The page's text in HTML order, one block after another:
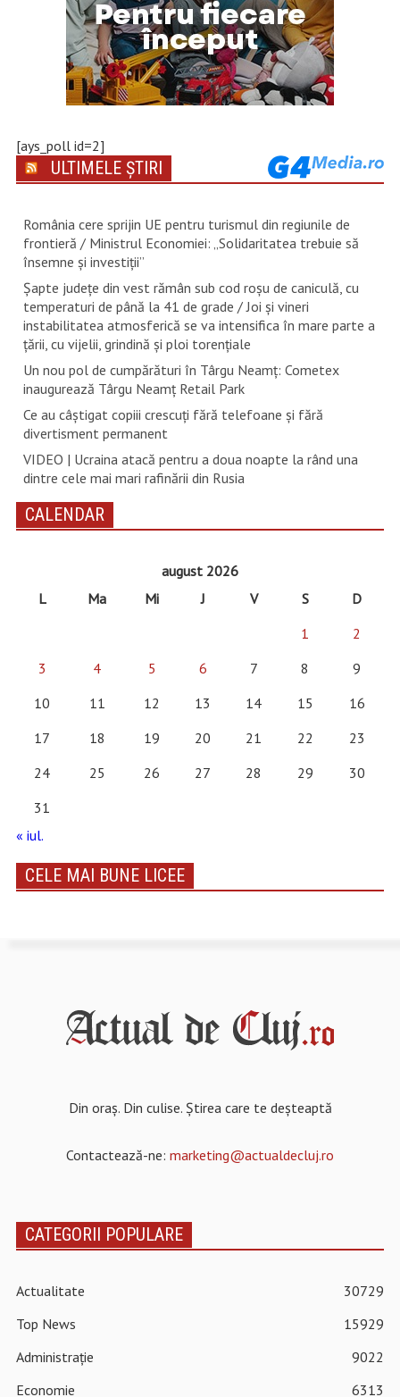
[ays_poll id=2]
ULTIMELE ȘTIRI
România cere sprijin UE pentru turismul din regiunile de
frontieră / Ministrul Economiei: „Solidaritatea trebuie să
însemne și investiții”
Șapte județe din vest rămân sub cod roșu de caniculă, cu
temperaturi de până la 41 de grade / Joi și vineri
instabilitatea atmosferică se va intensifica în mare parte a
țării, cu vijelii, grindină și ploi torențiale
Un nou pol de cumpărături în Târgu Neamț: Cometex
inaugurează Târgu Neamț Retail Park
Ce au câștigat copiii crescuți fără telefoane și fără
divertisment permanent
VIDEO | Ucraina atacă pentru a doua noapte la rând una
dintre cele mai mari rafinării din Rusia
CALENDAR
august 2026
L
Ma Mi J V S
D
1
2
3
4 5 6 7 8
9
10
11 12 13 14 15
16
17
18 19 20 21 22
23
24
25 26 27 28 29
30
31
« iul.
CELE MAI BUNE LICEE
Din oraș. Din culise. Știrea care te deșteaptă
Contactează-ne: marketing@actualdecluj.ro
CATEGORII POPULARE
Actualitate
30729
Top News
15929
Administrație
9022
Economie
6313